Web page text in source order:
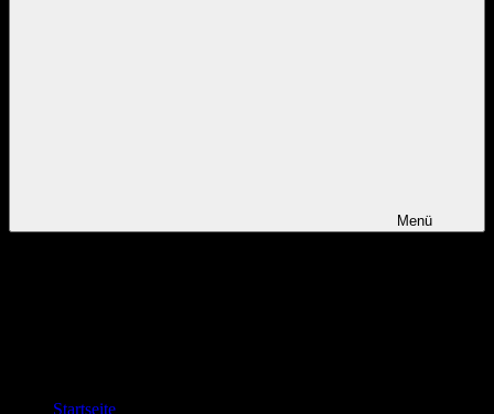
Menü
Startseite